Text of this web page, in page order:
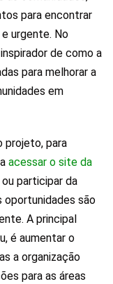
para encontrar
urgente. No
de como a
para melhorar a
em
projeto, para
acessar o site da
participar da
oportunidades são
A principal
é aumentar o
a organização
para as áreas